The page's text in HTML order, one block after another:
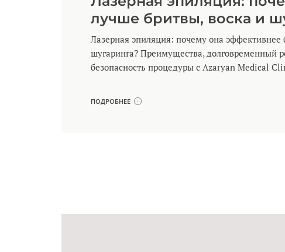
лучше бритвы, воска и
Лазерная эпиляция: почему она эффективнее
шугаринга? Преимущества, долговременный
безопасность процедуры с Azaryan Medical
ПОДРОБНЕЕ